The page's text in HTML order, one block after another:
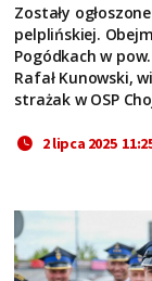
Zostały
pelplińskiej.
Pogódkach w
Rafał Kunowski,
strażak w OSP
2 lipca 2025